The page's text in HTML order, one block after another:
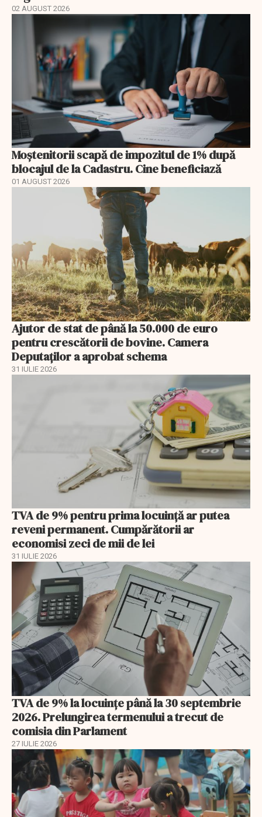
02 AUGUST 2026
Moștenitorii scapă de impozitul de 1% după
blocajul de la Cadastru. Cine beneficiază
01 AUGUST 2026
Ajutor de stat de până la 50.000 de euro
pentru crescătorii de bovine. Camera
Deputaților a aprobat schema
31 IULIE 2026
TVA de 9% pentru prima locuință ar putea
reveni permanent. Cumpărătorii ar
economisi zeci de mii de lei
31 IULIE 2026
TVA de 9% la locuințe până la 30 septembrie
2026. Prelungirea termenului a trecut de
comisia din Parlament
27 IULIE 2026